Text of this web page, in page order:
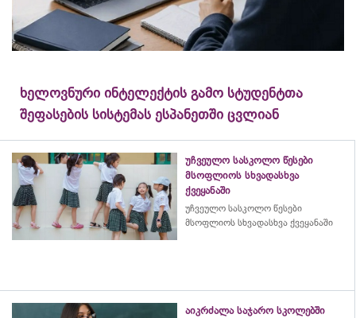
ხელოვნური ინტელექტის გამო სტუდენტთა
შეფასების სისტემას ესპანეთში ცვლიან
უჩვეულო სასკოლო წესები
მსოფლიოს სხვადასხვა
ქვეყანაში
უჩვეულო სასკოლო წესები
მსოფლიოს სხვადასხვა ქვეყანაში
აიკრძალა საჯარო სკოლებში